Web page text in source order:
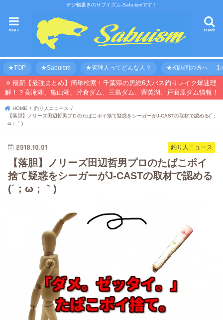
デジ物書きのサブイズム-Sabuismです！
search
menu
★TOP ★Sabuism ★管理人ってどんな人？ ★初訪問の方へ 【
最新【最強まとめ】簡単検索！千葉県の房総6大バス釣りレイク爆速理
解！？高滝湖、亀山湖、片倉ダム、三島ダム、豊英湖、戸面原ダム情報！
HOME
釣り人ニュース
【落胆】ノリーズ田辺哲男プロのたばこポイ捨て疑惑をシーガーがJ-CASTの取材で認める(´；
ω；｀)
釣り人ニュース
2018.10.01
【落胆】ノリーズ田辺哲男プロのたばこポイ
捨て疑惑をシーガーがJ-CASTの取材で認める
(´；ω；｀)